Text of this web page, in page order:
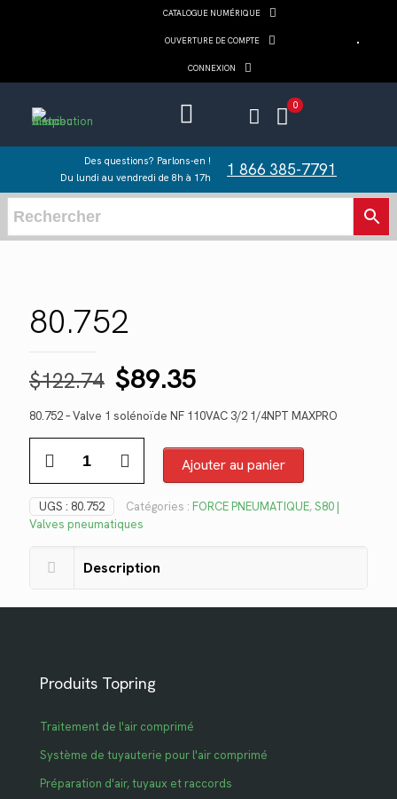
CATALOGUE NUMÉRIQUE
OUVERTURE DE COMPTE
CONNEXION
0
Des questions? Parlons-en !
Du lundi au vendredi de 8h à 17h
1 866 385-7791
80.752
$122.74 Le
prix
initial
était :
$122.74.
$89.35
prix
actuel
est :
$89.35.
80.752 – Valve 1 solénoïde NF 110VAC 3/2 1/4NPT MAXPRO
Ajouter au panier
UGS : 80.752 Catégories : FORCE PNEUMATIQUE,S80 |
Valves pneumatiques
Description
Produits Topring
Traitement de l'air comprimé
Système de tuyauterie pour l'air comprimé
Préparation d'air, tuyaux et raccords